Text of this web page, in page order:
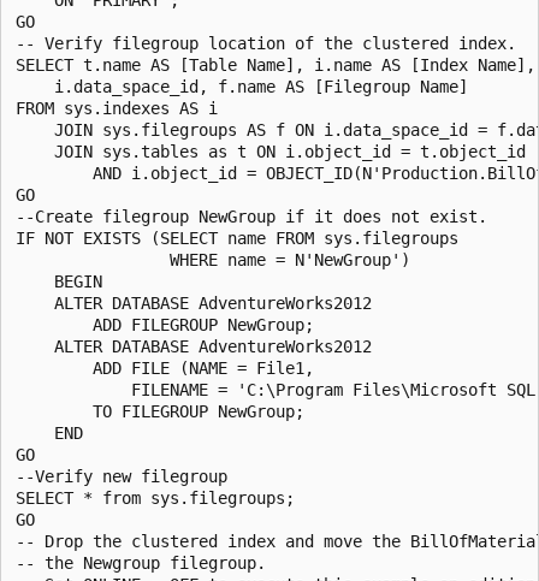
GO
-- Verify filegroup location of the clustered index.
SELECT t.name AS [Table Name], i.name AS [Index
    i.data_space_id, f.name AS [Filegroup Name]
FROM sys.indexes AS i
JOIN sys.filegroups AS f ON i.data_space_id =
    JOIN sys.tables as t ON i.object_id = t.object_id
AND i.object_id =
GO
--Create filegroup NewGroup if it does not exist.
IF NOT EXISTS (SELECT name FROM sys.filegroups
                WHERE name = N'NewGroup')
    BEGIN
    ALTER DATABASE AdventureWorks2012
        ADD FILEGROUP NewGroup;
    ALTER DATABASE AdventureWorks2012
        ADD FILE (NAME = File1,
FILENAME = 'C:\Program Files\Microsoft
        TO FILEGROUP NewGroup;
    END
GO
--Verify new filegroup
SELECT * from sys.filegroups;
GO
-- Drop the clustered index and move the
-- the Newgroup filegroup.